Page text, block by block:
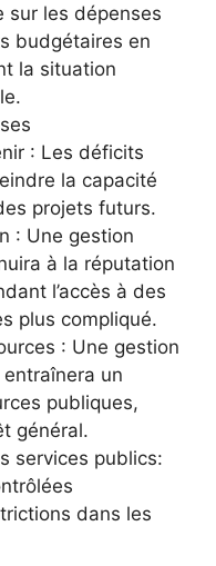
sur les dépenses
budgétaires en
la situation
: Les déficits
la capacité
projets futurs.
: Une gestion
à la réputation
l’accès à des
plus compliqué.
: Une gestion
un
publiques,
général.
services publics:
dans les